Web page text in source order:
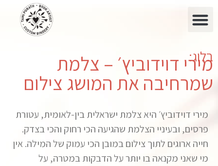
בלוג:
מירי דוידוביץ׳ – צלמת
שמרחיבה את המושג צילום
מירי דוידוביץ׳ היא צלמת ישראלית בין-לאומית, עטורת
פרסים, ובעיניי הצלמת שהגיעה הכי רחוק והכי בצדק.
חייה ארוגים לתוך צילום במובן הכי עמוק של המילה. אין
מי שאני מקנאה בו יותר על הדבקות במטרה, על